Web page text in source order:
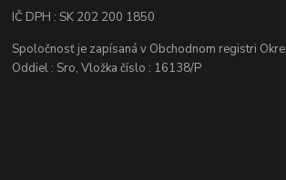
IČ DPH : SK 202 200 1850
Spoločnosť je zapísaná v Obchodnom registri
Oddiel : Sro, Vložka číslo : 16138/P